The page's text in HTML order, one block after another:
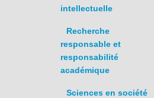
intellectuelle
Recherche
responsable et
responsabilité
académique
Sciences en société